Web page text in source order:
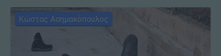
Κώστας Ασημακόπουλος